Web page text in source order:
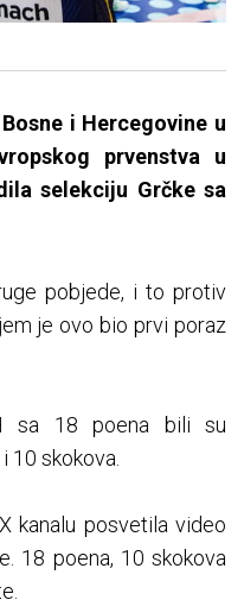
i Hercegovine u
prvenstva u
selekciju Grčke sa
pobjede, i to protiv
je ovo bio prvi poraz
sa 18 poena bili su
10 skokova.
kanalu posvetila video
18 poena, 10 skokova